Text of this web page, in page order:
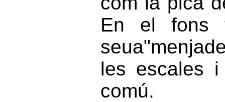
En el fons
les escales
comú.